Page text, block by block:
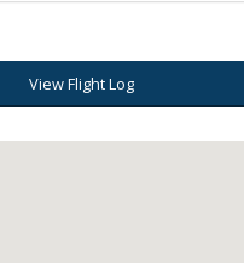
View Flight Log